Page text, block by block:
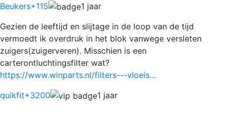
Beukers+115
1 jaar
Gezien de leeftijd en slijtage in de loop van de tijd
vermoedt ik overdruk in het blok vanwege versleten
zuigers(zuigerveren). Misschien is een
carterontluchtingsfilter wat?
https://www.winparts.nl/filters---vloeis...
quikfit+3200 1 jaar